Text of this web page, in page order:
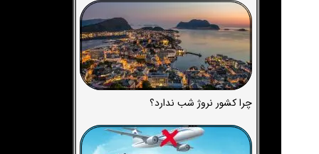
چرا کشور نروژ شب ندارد؟